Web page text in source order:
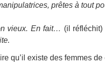
prêtes à tout
vieux. En fait… (il réfléchit)
qu’il existe des femmes de